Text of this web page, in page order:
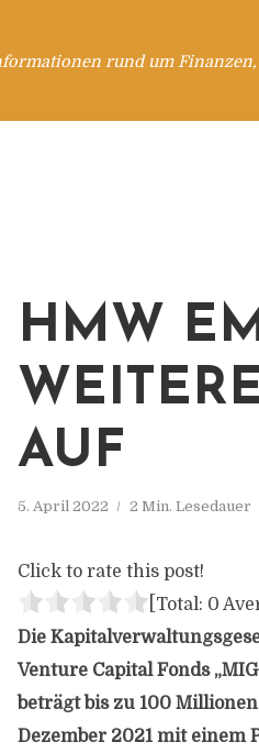
rund um
HMW
AUF
5. April 2022 2 Min. Lesedauer
Click to rate this post!
[Total: 0
Die
Venture Capital Fonds
beträgt bis zu 100
Dezember 2021 mit einem